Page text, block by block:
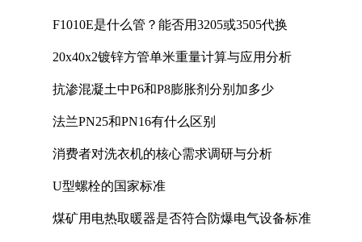
F1010E是什么管？能否用3205或3505代换
20x40x2镀锌方管单米重量计算与应用分析
抗渗混凝土中P6和P8膨胀剂分别加多少
法兰PN25和PN16有什么区别
消费者对洗衣机的核心需求调研与分析
U型螺栓的国家标准
煤矿用电热取暖器是否符合防爆电气设备标准